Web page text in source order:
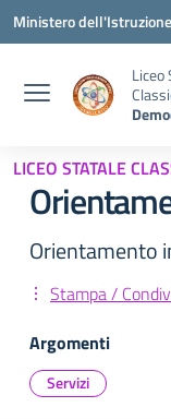
Vai ai contenuti
Vai al menu di
Vai al footer
Ministero
Liceo
LICEO STATALE
Orientamento
Stampa /
Argomenti
Servizi